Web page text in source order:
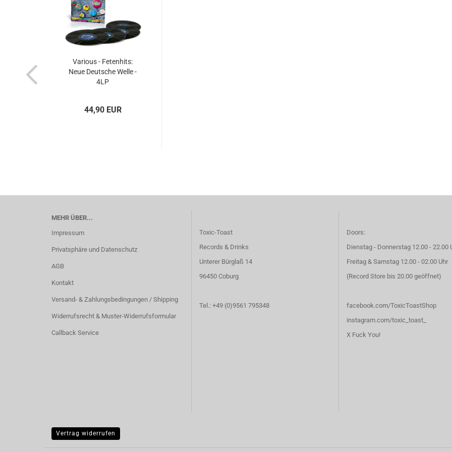
Various - Fetenhits:
Neue Deutsche Welle -
4LP
44,90 EUR
MEHR ÜBER...
Impressum
Privatsphäre und Datenschutz
AGB
Kontakt
Versand- & Zahlungsbedingungen / Shipping
Widerrufsrecht & Muster-Widerrufsformular
Callback Service
Toxic-Toast
Records & Drinks
Unterer Bürglaß 14
96450 Coburg
Tel.: +49 (0)9561 795348
Doors:
Dienstag - Donnerstag 12.00 - 22.00
Freitag & Samstag 12.00 - 02.00 Uhr
(Record Store bis 20.00 geöffnet)
facebook.com/ToxicToastShop
instagram.com/toxic_toast_
X Fuck You!
Vertrag widerrufen